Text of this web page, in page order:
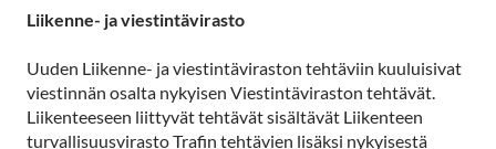
Liikenne- ja viestintävirasto
Uuden Liikenne- ja viestintäviraston tehtäviin kuuluisivat
viestinnän osalta nykyisen Viestintäviraston tehtävät.
Liikenteeseen liittyvät tehtävät sisältävät Liikenteen
turvallisuusvirasto Trafin tehtävien lisäksi nykyisestä